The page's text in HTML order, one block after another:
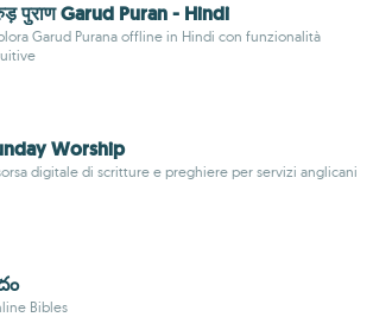
पुराण Garud Puran - Hindi
Garud Purana offline in Hindi con funzionalità
Worship
digitale di scritture e preghiere per servizi anglicani
Bibles